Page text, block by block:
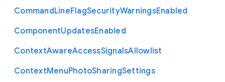
CommandLineFlagSecurityWarningsEnabled
ComponentUpdatesEnabled
ContextAwareAccessSignalsAllowlist
ContextMenuPhotoSharingSettings